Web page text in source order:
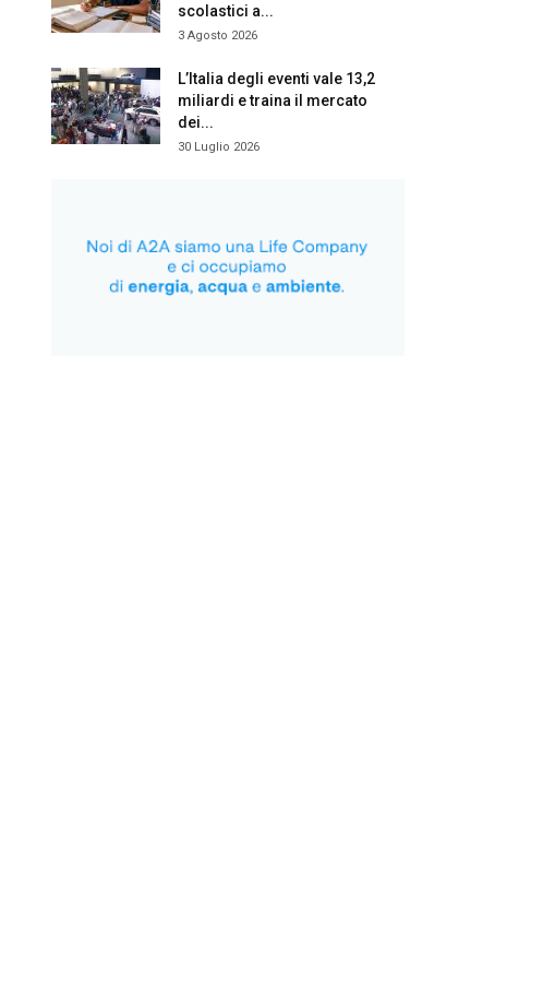
scolastici a...
3 Agosto 2026
L’Italia degli eventi vale 13,2
miliardi e traina il mercato
dei...
30 Luglio 2026